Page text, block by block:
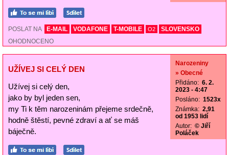
POSLAT NA E-MAIL VODAFONE T-MOBILE O2
SLOVENSKO
OHODNOCENO
UŽÍVEJ SI CELÝ DEN
Užívej si celý den,
jako by byl jeden sen,
my Ti k těm narozeninám přejeme srdečně,
hodně štěstí, pevné zdraví a ať se máš
báječně.
Narozeniny
» Obecné
Přidáno: 6. 2.
2023 - 4:47
Posláno: 1523x
Známka: 2,91
od 1953 lidí
Autor: © Jiří
Poláček